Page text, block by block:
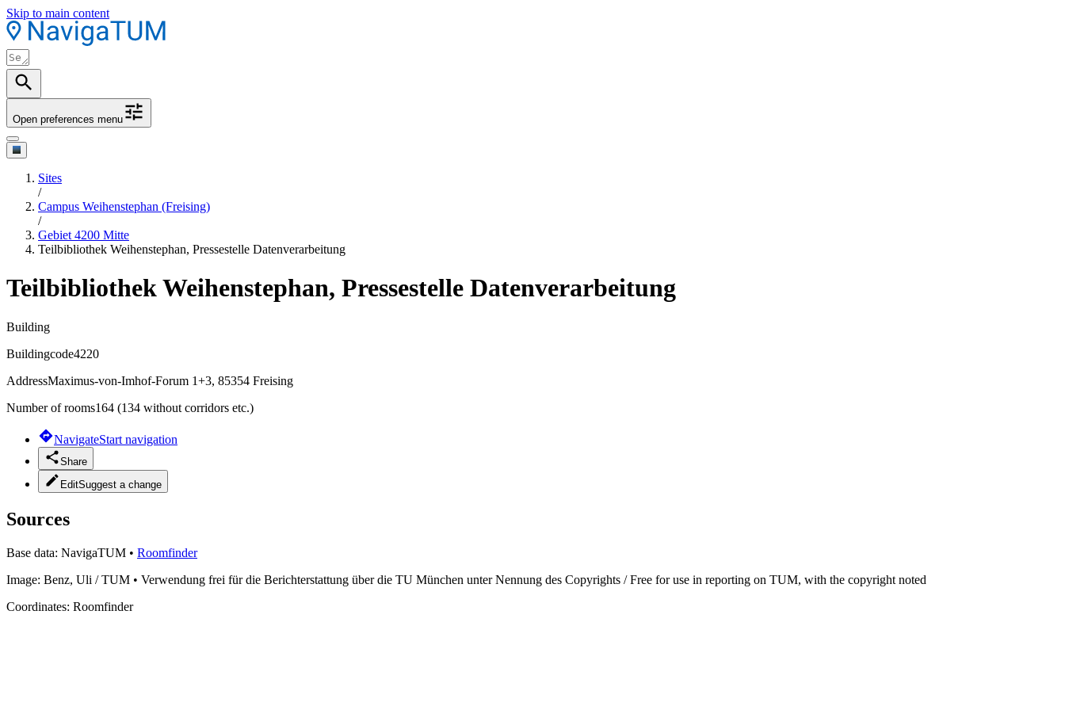
Skip to main content
Open preferences menu
Sites
/
Campus Weihenstephan (Freising)
/
Gebiet 4200 Mitte
Teilbibliothek Weihenstephan, Pressestelle Datenverarbeitung
Teilbibliothek Weihenstephan, Pressestelle Datenverarbeitung
Building
Buildingcode4220
AddressMaximus-von-Imhof-Forum 1+3, 85354 Freising
Number of rooms164 (134 without corridors etc.)
NavigateStart navigation
Share
EditSuggest a change
Sources
Base data: NavigaTUM • Roomfinder
Image: Benz, Uli / TUM • Verwendung frei für die Berichterstattung über die TU München unter Nennung des Copyrights / Free for use in reporting on TUM, with the copyright noted
Coordinates: Roomfinder